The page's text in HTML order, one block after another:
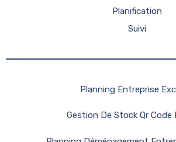
Planification
Suivi
Planning Entreprise
Gestion De Stock Qr Code